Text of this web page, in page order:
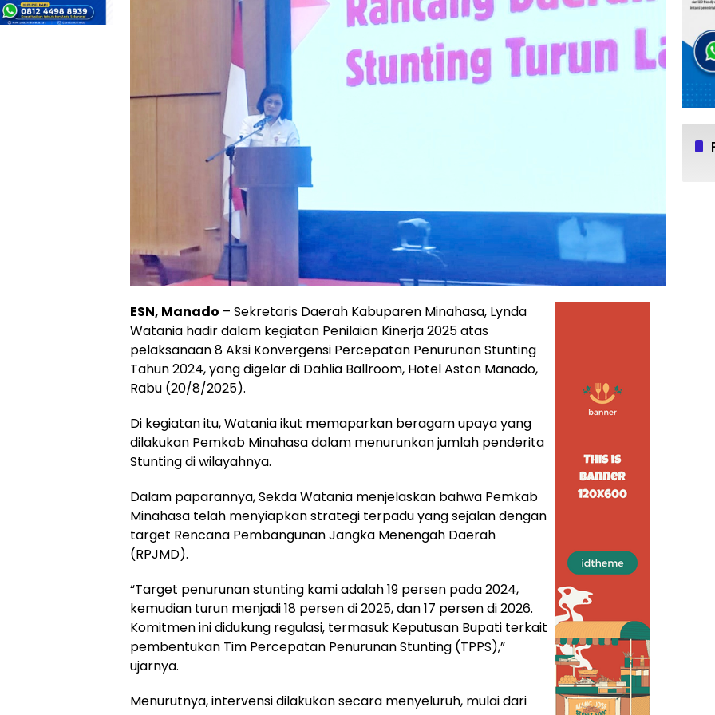
ESN, Manado – Sekretaris Daerah Kabuparen Minahasa, Lynda
Watania hadir dalam kegiatan Penilaian Kinerja 2025 atas
pelaksanaan 8 Aksi Konvergensi Percepatan Penurunan Stunting
Tahun 2024, yang digelar di Dahlia Ballroom, Hotel Aston Manado,
Rabu (20/8/2025).
Di kegiatan itu, Watania ikut memaparkan beragam upaya yang
dilakukan Pemkab Minahasa dalam menurunkan jumlah penderita
Stunting di wilayahnya.
Dalam paparannya, Sekda Watania menjelaskan bahwa Pemkab
Minahasa telah menyiapkan strategi terpadu yang sejalan dengan
target Rencana Pembangunan Jangka Menengah Daerah
(RPJMD).
“Target penurunan stunting kami adalah 19 persen pada 2024,
kemudian turun menjadi 18 persen di 2025, dan 17 persen di 2026.
Komitmen ini didukung regulasi, termasuk Keputusan Bupati terkait
pembentukan Tim Percepatan Penurunan Stunting (TPPS),”
ujarnya.
Menurutnya, intervensi dilakukan secara menyeluruh, mulai dari